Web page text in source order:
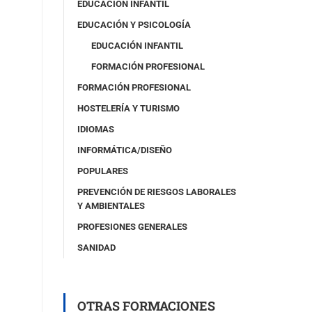
EDUCACIÓN INFANTIL
EDUCACIÓN Y PSICOLOGÍA
EDUCACIÓN INFANTIL
FORMACIÓN PROFESIONAL
FORMACIÓN PROFESIONAL
HOSTELERÍA Y TURISMO
IDIOMAS
INFORMÁTICA/DISEÑO
POPULARES
PREVENCIÓN DE RIESGOS LABORALES
Y AMBIENTALES
PROFESIONES GENERALES
SANIDAD
OTRAS FORMACIONES